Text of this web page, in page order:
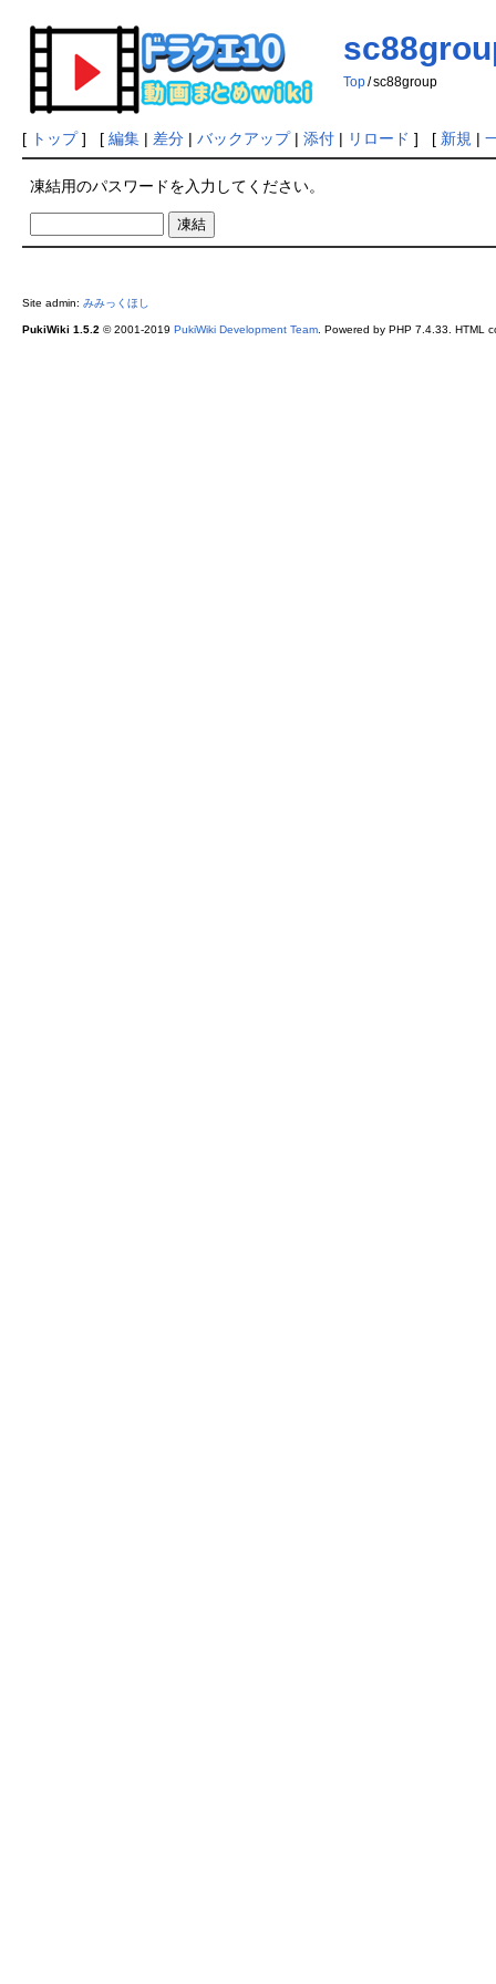
Top /sc88group
[ トップ] [ 編集| 差分| バックアップ| 添付| リロード ] [ 新規 |
凍結用のパスワードを入力してください。
Site admin: みみっくほし
PukiWiki 1.5.2© 2001-2019 PukiWiki Development Team. Powered by PHP 7.4.33. HTML